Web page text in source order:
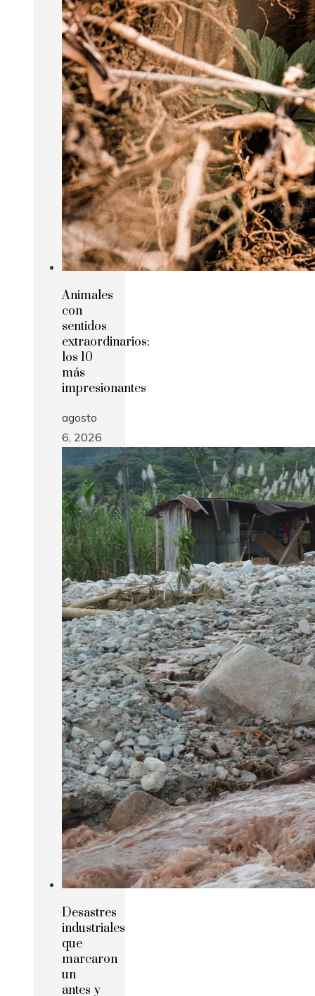
Animales
con
sentidos
extraordinarios:
los 10
más
impresionantes
agosto
6, 2026
Desastres
industriales
que
marcaron
un
antes y